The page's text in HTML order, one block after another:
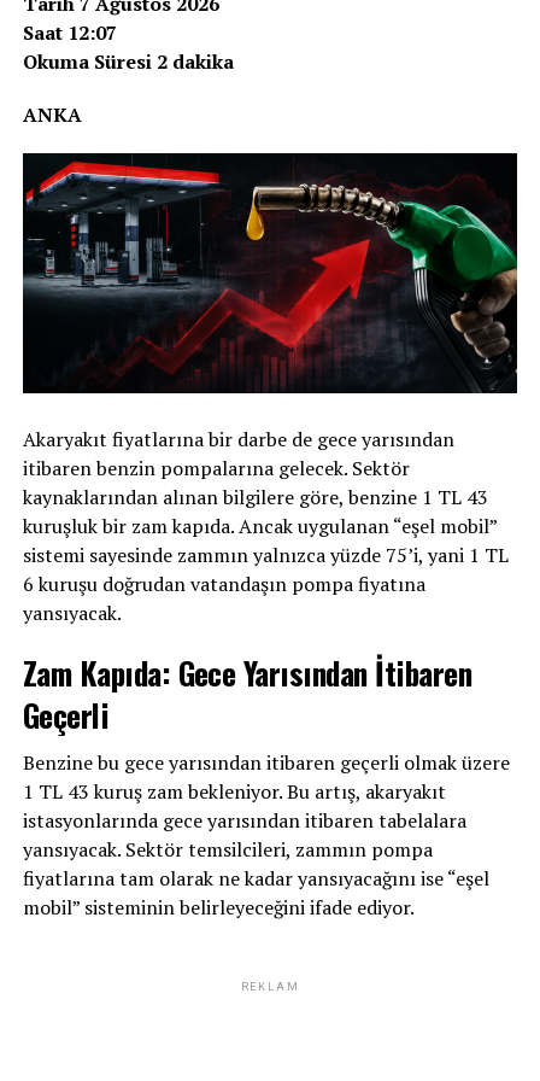
Saat 12:07
Okuma Süresi 2 dakika
ANKA
Akaryakıt fiyatlarına bir darbe de gece yarısından
itibaren benzin pompalarına gelecek. Sektör
kaynaklarından alınan bilgilere göre, benzine 1 TL 43
kuruşluk bir zam kapıda. Ancak uygulanan “eşel mobil”
sistemi sayesinde zammın yalnızca yüzde 75’i, yani 1 TL
6 kuruşu doğrudan vatandaşın pompa fiyatına
yansıyacak.
Zam Kapıda: Gece Yarısından İtibaren
Geçerli
Benzine bu gece yarısından itibaren geçerli olmak üzere
1 TL 43 kuruş zam bekleniyor. Bu artış, akaryakıt
istasyonlarında gece yarısından itibaren tabelalara
yansıyacak. Sektör temsilcileri, zammın pompa
fiyatlarına tam olarak ne kadar yansıyacağını ise “eşel
mobil” sisteminin belirleyeceğini ifade ediyor.
REKLAM